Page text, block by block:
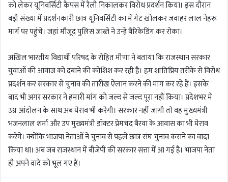
को लेकर यूनिवर्सिटी कैंपस में रैली निकालकर विरोध प्रदर्शन किया। इस दौरान
बड़ी संख्या में प्रदर्शनकारी छात्र यूनिवर्सिटी का में गेट खोलकर जवाहर लाल नेहरू
मार्ग पर पहुंचे। जहां मौजूद पुलिस जाब्ते ने उन्हें बैरिकेडिंग कर रोका।
अखिल भारतीय विद्यार्थी परिषद के रोहित मीणा ने बताया कि राजस्थान सरकार
युवाओं की आवाज को दबाने की कोशिश कर रही है। हम शांतिप्रिय तरीके से विरोध
प्रदर्शन कर सरकार से चुनाव की तारीख ऐलान करने की मांग कर रहे हैं। इसके
बाद भी अगर सरकार ने हमारी मांग को जल्द से जल्द पूरा नहीं किया। प्रदेशभर में
उग्र आंदोलन के साथ अब घेराव भी करेगी। सरकार नहीं जागी तो वह मुख्यमंत्री
भजनलाल शर्मा और उप मुख्यमंत्री डॉक्टर प्रेमचंद बैरवा के आवास का भी घेराव
करेंगे। क्योंकि भाजपा नेताओं ने चुनाव से पहले छात्र संघ चुनाव कराने का वादा
किया था। अब जब राजस्थान में बीजेपी की सरकार सत्ता में आ गई है। भाजपा नेता
ही अपने वादे को भूल गए हैं।